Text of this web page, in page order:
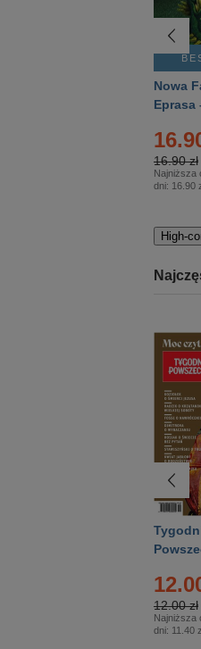
Nowa
Eprasa
16.90 zł
Najniższa
dni: 16.90
High-
12.00 zł
Najniższa
dni: 11.40